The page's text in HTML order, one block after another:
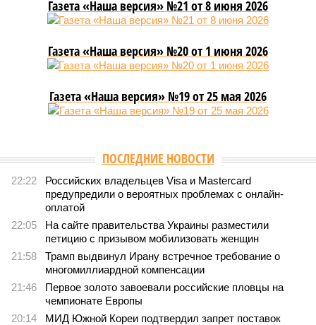
Газета «Наша версия» №21 от 8 июня 2026
Газета «Наша версия» №20 от 1 июня 2026
Газета «Наша версия» №19 от 25 мая 2026
ПОСЛЕДНИЕ НОВОСТИ
22:22
Российских владельцев Visa и Mastercard
предупредили о вероятных проблемах с онлайн-
оплатой
22:05
На сайте правительства Украины разместили
петицию с призывом мобилизовать женщин
21:58
Трамп выдвинул Ирану встречное требование о
многомиллиардной компенсации
21:46
Первое золото завоевали российские пловцы на
чемпионате Европы
20:14
МИД Южной Кореи подтвердил запрет поставок